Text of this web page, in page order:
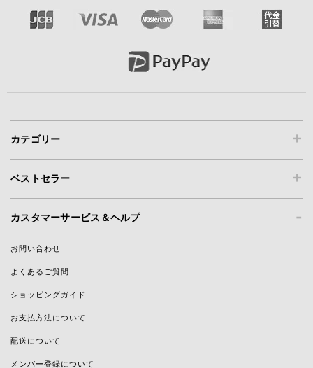
+
カテゴリー
+
ベストセラー
-
カスタマーサービス＆ヘルプ
お問い合わせ
よくあるご質問
ショッピングガイド
お支払方法について
配送について
メンバー登録について